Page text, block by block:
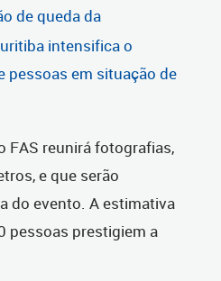
de queda da
intensifica o
pessoas em situação de
FAS reunirá fotografias,
e que serão
do evento. A estimativa
pessoas prestigiem a